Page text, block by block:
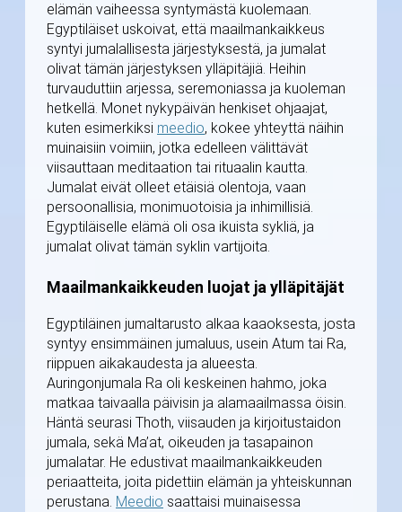
elämän vaiheessa syntymästä kuolemaan.
Egyptiläiset uskoivat, että maailmankaikkeus
syntyi jumalallisesta järjestyksestä, ja jumalat
olivat tämän järjestyksen ylläpitäjiä. Heihin
turvauduttiin arjessa, seremoniassa ja kuoleman
hetkellä. Monet nykypäivän henkiset ohjaajat,
kuten esimerkiksi meedio, kokee yhteyttä näihin
muinaisiin voimiin, jotka edelleen välittävät
viisauttaan meditaation tai rituaalin kautta.
Jumalat eivät olleet etäisiä olentoja, vaan
persoonallisia, monimuotoisia ja inhimillisiä.
Egyptiläiselle elämä oli osa ikuista sykliä, ja
jumalat olivat tämän syklin vartijoita.
Maailmankaikkeuden luojat ja ylläpitäjät
Egyptiläinen jumaltarusto alkaa kaaoksesta, josta
syntyy ensimmäinen jumaluus, usein Atum tai Ra,
riippuen aikakaudesta ja alueesta.
Auringonjumala Ra oli keskeinen hahmo, joka
matkaa taivaalla päivisin ja alamaailmassa öisin.
Häntä seurasi Thoth, viisauden ja kirjoitustaidon
jumala, sekä Ma’at, oikeuden ja tasapainon
jumalatar. He edustivat maailmankaikkeuden
periaatteita, joita pidettiin elämän ja yhteiskunnan
perustana. Meedio saattaisi muinaisessa